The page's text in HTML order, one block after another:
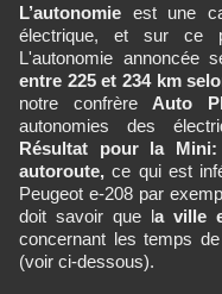
L’autonomie est une
électrique, et sur ce
L'autonomie annoncée
entre 225 et 234 km
notre confrère Auto
autonomiesdes
Résultat pour la
autoroute, ce qui est
Peugeot e-208 par
doit savoir que la ville
concernant les temps
(voir ci-dessous).